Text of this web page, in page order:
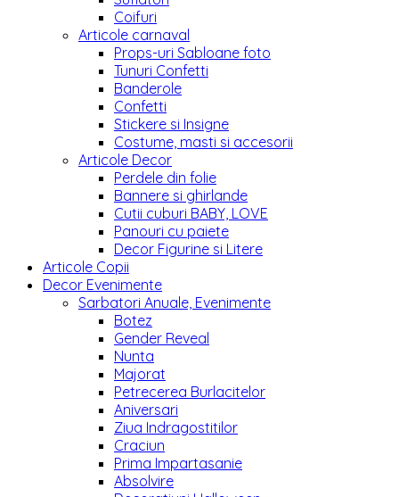
Coifuri
Articole carnaval
Props-uri Sabloane foto
Tunuri Confetti
Banderole
Confetti
Stickere si Insigne
Costume, masti si accesorii
Articole Decor
Perdele din folie
Bannere si ghirlande
Cutii cuburi BABY, LOVE
Panouri cu paiete
Decor Figurine si Litere
Articole Copii
Decor Evenimente
Sarbatori Anuale, Evenimente
Botez
Gender Reveal
Nunta
Majorat
Petrecerea Burlacitelor
Aniversari
Ziua Indragostitilor
Craciun
Prima Impartasanie
Absolvire